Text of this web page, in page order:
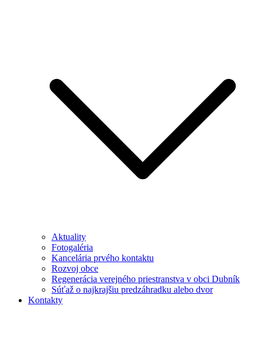
Aktuality
Fotogaléria
Kancelária prvého kontaktu
Rozvoj obce
Regenerácia verejného priestranstva v obci Dubník
Súťaž o najkrajšiu predzáhradku alebo dvor
Kontakty